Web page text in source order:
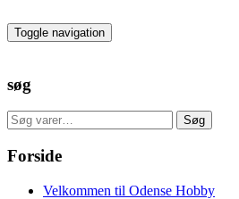
to
the
Toggle navigation
søg
Søg
efter:
Søg
Forside
Velkommen til Odense Hobby